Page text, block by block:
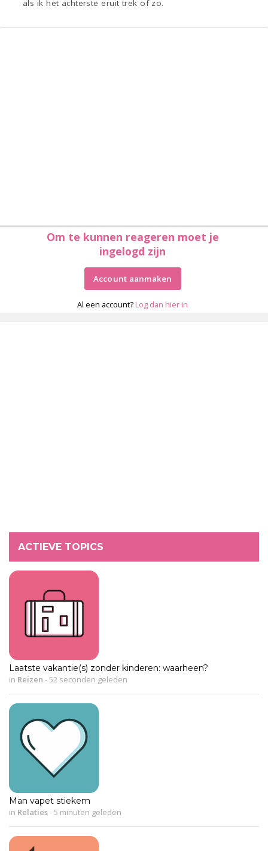
als ik het achterste eruit trek of zo.
Om te kunnen reageren moet je
ingelogd zijn
Account aanmaken
Al een account? Log dan hier in
ACTIEVE TOPICS
Laatste vakantie(s) zonder kinderen: waarheen?
in Reizen -52 seconden geleden
Man vapet stiekem
in Relaties-5 minuten geleden